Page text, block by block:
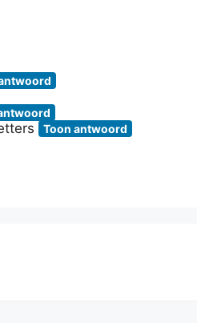
Toon antwoord